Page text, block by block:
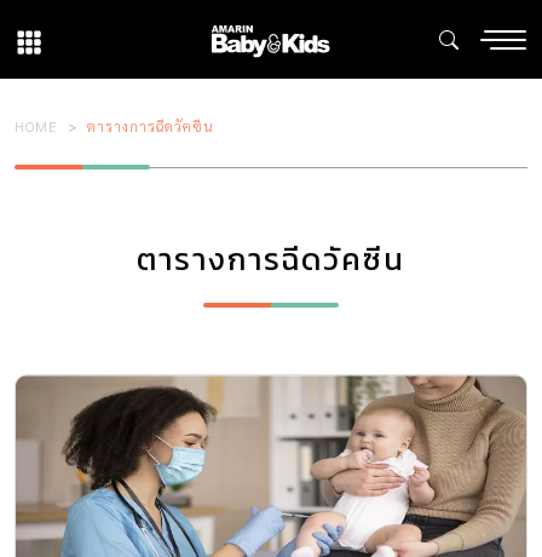
HOME ตารางการฉีดวัคซีน
ตารางการฉีดวัคซีน